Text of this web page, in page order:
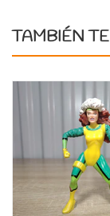
TAMBIÉN